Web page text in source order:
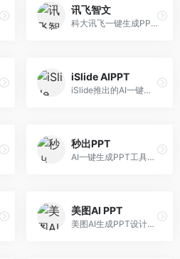
讯飞智文
科大讯飞一键生成PPT和Word工具，整合语音技术。面向职场人士，支持语音输入、文档生成、格式调整等功能，办公效率显著提升。
iSlide AIPPT
iSlide推出的AI一键设计精美PPT工具。面向PPT设计用户，提供模板库、内容生成、设计优化等服务，与iSlide插件深度整合。
秒出PPT
AI一键生成PPT工具，专注于快速演示文稿制作。面向职场人士，支持主题输入、内容生成、模板套用等功能，PPT生成速度快，适合紧急制作场景。
美图AI PPT
美图AI生成PPT设计工具，整合图像处理能力。面向设计师和职场人士，提供PPT生成、图片美化、设计优化等服务，视觉设计美观。